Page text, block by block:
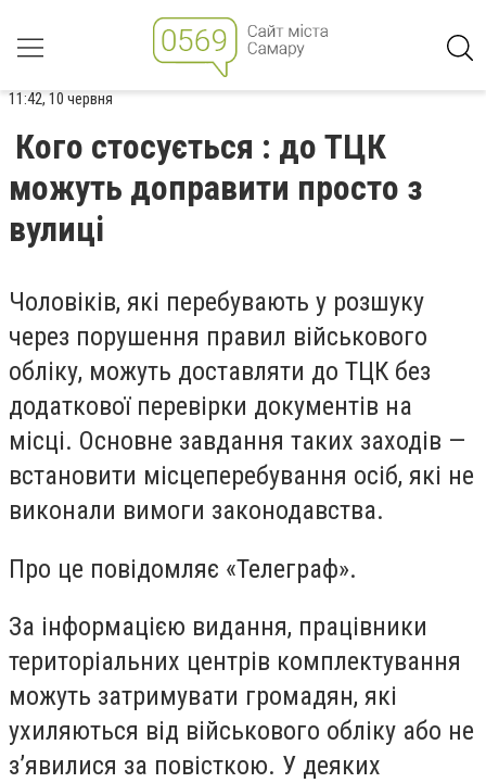
11:42, 10 червня
Кого стосується : до ТЦК
можуть доправити просто з
вулиці
Чоловіків, які перебувають у розшуку
через порушення правил військового
обліку, можуть доставляти до ТЦК без
додаткової перевірки документів на
місці. Основне завдання таких заходів —
встановити місцеперебування осіб, які не
виконали вимоги законодавства.
Про це повідомляє «Телеграф».
За інформацією видання, працівники
територіальних центрів комплектування
можуть затримувати громадян, які
ухиляються від військового обліку або не
з’явилися за повісткою. У деяких